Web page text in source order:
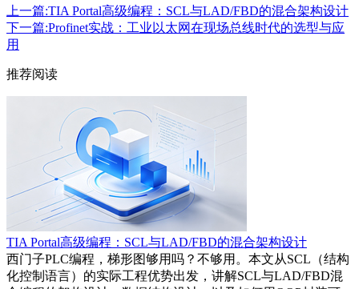
上一篇:TIA Portal高级编程：SCL与LAD/FBD的混合架构设计
下一篇:Profinet实战：工业以太网在现场总线时代的选型与应
用
推荐阅读
TIA Portal高级编程：SCL与LAD/FBD的混合架构设计
西门子PLC编程，梯形图够用吗？不够用。本文从SCL（结构
化控制语言）的实际工程优势出发，讲解SCL与LAD/FBD混